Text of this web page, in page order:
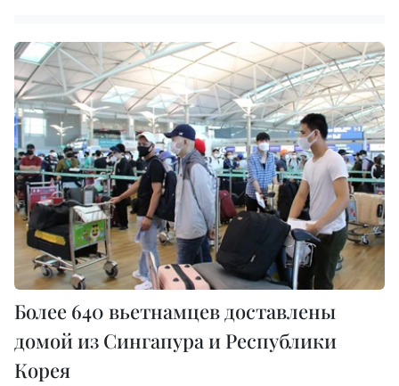
Более 640 вьетнамцев доставлены
домой из Сингапура и Республики
Корея